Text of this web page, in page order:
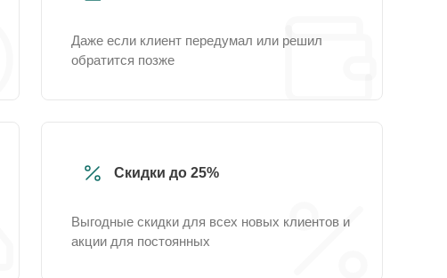
Даже если клиент передумал или решил
обратится позже
Скидки до 25%
Выгодные скидки для всех новых клиентов и
акции для постоянных